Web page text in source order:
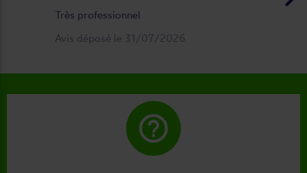
Très professionnel
Avis déposé le 31/07/2026
help_outline